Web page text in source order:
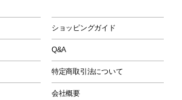
ショッピングガイド
Q&A
特定商取引法について
会社概要